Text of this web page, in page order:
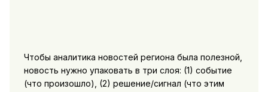
Чтобы аналитика новостей региона была полезной,
новость нужно упаковать в три слоя: (1) событие
(что произошло), (2) решение/сигнал (что этим